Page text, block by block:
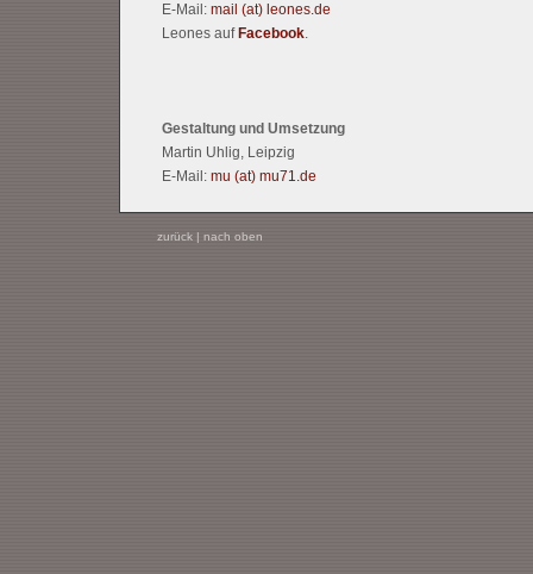
E-Mail: mail (at) leones.de
Leones auf Facebook.
Gestaltung und Umsetzung
Martin Uhlig, Leipzig
E-Mail: mu (at) mu71.de
zurück| nach oben